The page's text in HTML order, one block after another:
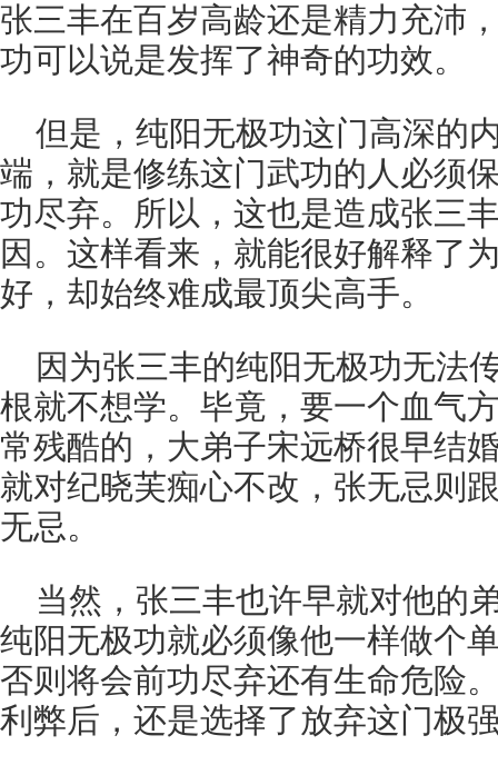
张三丰在百岁高龄还是精力充沛
功可以说是发挥了神奇的功效。
但是，纯阳无极功这门高深的
端，就是修练这门武功的人必须
功尽弃。所以，这也是造成张三
因。这样看来，就能很好解释了
好，却始终难成最顶尖高手。
因为张三丰的纯阳无极功无法
根就不想学。毕竟，要一个血气
常残酷的，大弟子宋远桥很早结
就对纪晓芙痴心不改，张无忌则
无忌。
当然，张三丰也许早就对他的
纯阳无极功就必须像他一样做个
否则将会前功尽弃还有生命危险
利弊后，还是选择了放弃这门极